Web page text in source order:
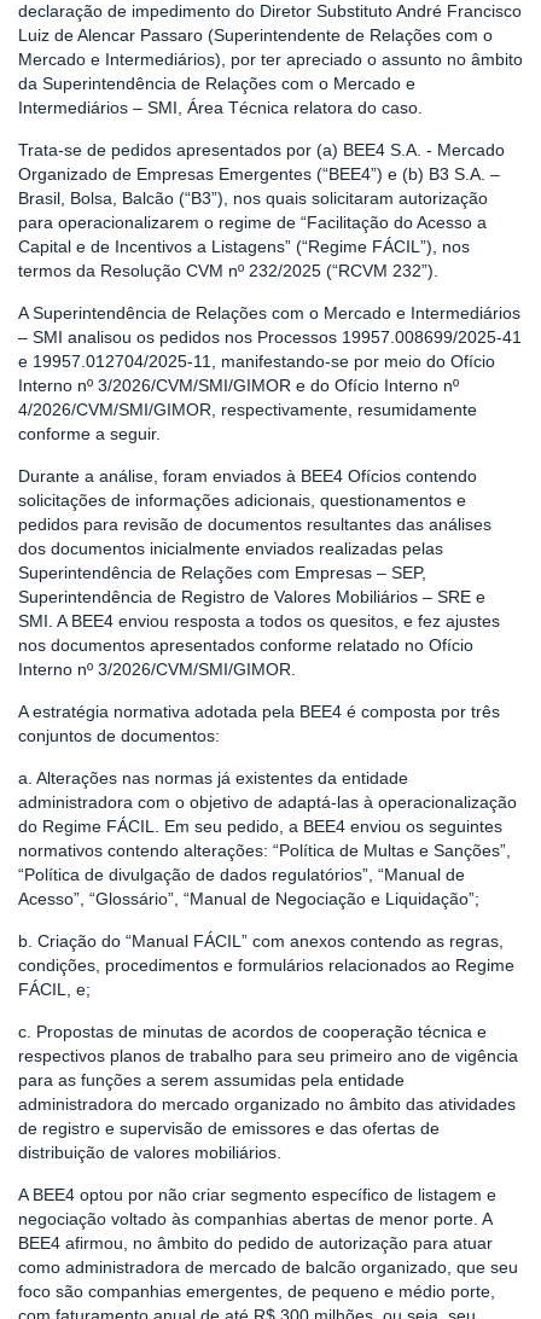
declaração de impedimento do Diretor Substituto André Francisco
Luiz de Alencar Passaro (Superintendente de Relações com o
Mercado e Intermediários), por ter apreciado o assunto no âmbito
da Superintendência de Relações com o Mercado e
Intermediários – SMI, Área Técnica relatora do caso.
Trata-se de pedidos apresentados por (a) BEE4 S.A. - Mercado
Organizado de Empresas Emergentes (“BEE4”) e (b) B3 S.A. –
Brasil, Bolsa, Balcão (“B3”), nos quais solicitaram autorização
para operacionalizarem o regime de “Facilitação do Acesso a
Capital e de Incentivos a Listagens” (“Regime FÁCIL”), nos
termos da Resolução CVM nº 232/2025 (“RCVM 232”).
A Superintendência de Relações com o Mercado e Intermediários
– SMI analisou os pedidos nos Processos 19957.008699/2025-41
e 19957.012704/2025-11, manifestando-se por meio do Ofício
Interno nº 3/2026/CVM/SMI/GIMOR e do Ofício Interno nº
4/2026/CVM/SMI/GIMOR, respectivamente, resumidamente
conforme a seguir.
Durante a análise, foram enviados à BEE4 Ofícios contendo
solicitações de informações adicionais, questionamentos e
pedidos para revisão de documentos resultantes das análises
dos documentos inicialmente enviados realizadas pelas
Superintendência de Relações com Empresas – SEP,
Superintendência de Registro de Valores Mobiliários – SRE e
SMI. A BEE4 enviou resposta a todos os quesitos, e fez ajustes
nos documentos apresentados conforme relatado no Ofício
Interno nº 3/2026/CVM/SMI/GIMOR.
A estratégia normativa adotada pela BEE4 é composta por três
conjuntos de documentos:
a. Alterações nas normas já existentes da entidade
administradora com o objetivo de adaptá-las à operacionalização
do Regime FÁCIL. Em seu pedido, a BEE4 enviou os seguintes
normativos contendo alterações: “Política de Multas e Sanções”,
“Política de divulgação de dados regulatórios”, “Manual de
Acesso”, “Glossário”, “Manual de Negociação e Liquidação”;
b. Criação do “Manual FÁCIL” com anexos contendo as regras,
condições, procedimentos e formulários relacionados ao Regime
FÁCIL, e;
c. Propostas de minutas de acordos de cooperação técnica e
respectivos planos de trabalho para seu primeiro ano de vigência
para as funções a serem assumidas pela entidade
administradora do mercado organizado no âmbito das atividades
de registro e supervisão de emissores e das ofertas de
distribuição de valores mobiliários.
A BEE4 optou por não criar segmento específico de listagem e
negociação voltado às companhias abertas de menor porte. A
BEE4 afirmou, no âmbito do pedido de autorização para atuar
como administradora de mercado de balcão organizado, que seu
foco são companhias emergentes, de pequeno e médio porte,